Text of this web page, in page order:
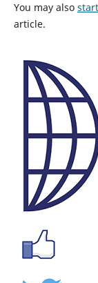
You may also
article.